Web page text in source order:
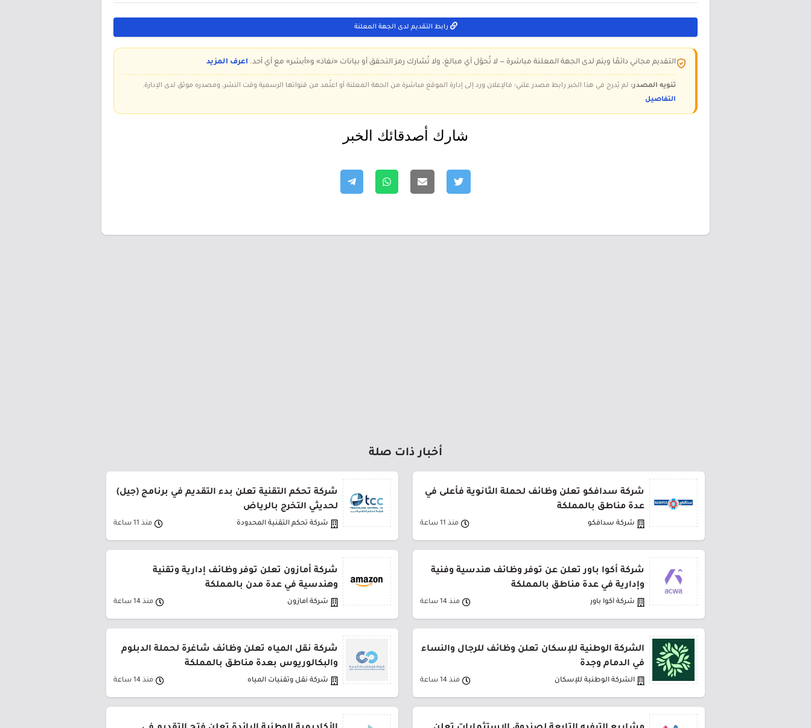
رابط التقديم لدى الجهة المعلنة
التقديم مجاني دائمًا ويتم لدى الجهة المعلنة مباشرة — لا تُحوّل أي مبالغ، ولا تُشارك رمز التحقق أو بيانات «نفاذ» و«أبشر» مع أي أحد. اعرف المزيد
تنويه المصدر: لم يُدرج في هذا الخبر رابط مصدر علني؛ فالإعلان ورد إلى إدارة الموقع مباشرة من الجهة المعلنة أو اعتُمد من قنواتها الرسمية وقت النشر، ومصدره موثق لدى الإدارة.
التفاصيل
شارك أصدقائك الخبر
أخبار ذات صلة
شركة سدافكو تعلن وظائف لحملة الثانوية فأعلى في
عدة مناطق بالمملكة
شركة سدافكو منذ 11 ساعة
شركة تحكم التقنية تعلن بدء التقديم في برنامج (جيل)
لحديثي التخرج بالرياض
شركة تحكم التقنية المحدودة منذ 11 ساعة
شركة أكوا باور تعلن عن توفر وظائف هندسية وفنية
وإدارية في عدة مناطق بالمملكة
شركة أكوا باور منذ 14 ساعة
شركة أمازون تعلن توفر وظائف إدارية وتقنية
وهندسية في عدة مدن بالمملكة
شركة أمازون منذ 14 ساعة
الشركة الوطنية للإسكان تعلن وظائف للرجال والنساء
في الدمام وجدة
الشركة الوطنية للإسكان منذ 14 ساعة
شركة نقل المياه تعلن وظائف شاغرة لحملة الدبلوم
والبكالوريوس بعدة مناطق بالمملكة
شركة نقل وتقنيات المياه منذ 14 ساعة